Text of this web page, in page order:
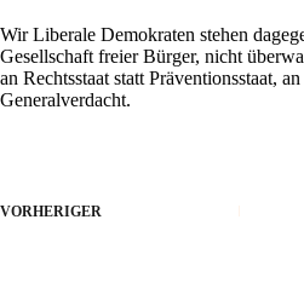
Wir Liberale Demokraten stehen
Gesellschaft freier Bürger, nicht
an Rechtsstaat statt Präventionsstaat,
Generalverdacht.
VORHERIGER